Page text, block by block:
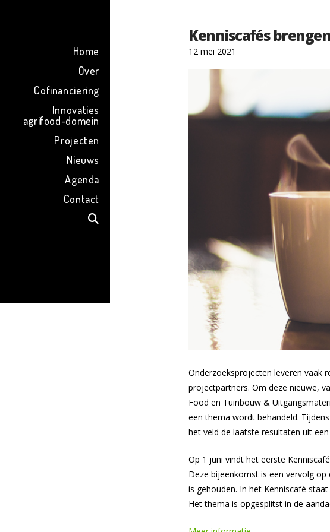
Home
Over
Cofinanciering
Innovaties
agrifood-domein
Projecten
Nieuws
Agenda
Contact
Kenniscafés
12 mei 2021
Onderzoeksprojecten leveren vaak
projectpartners. Om deze nieuwe,
Food en Tuinbouw &
een thema wordt behandeld.
het veld de laatste resultaten uit
Op 1 juni vindt het eerste
Deze bijeenkomst is een vervolg
is gehouden. In het Kenniscafé
Het thema is opgesplitst in de